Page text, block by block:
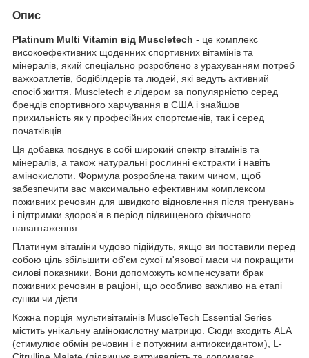
Опис
Platinum Multi Vitamin від Muscletech - це комплекс
високоефективних щоденних спортивних вітамінів та
мінералів, який спеціально розроблено з урахуванням потреб
важкоатлетів, бодібілдерів та людей, які ведуть активний
спосіб життя. Muscletech є лідером за популярністю серед
брендів спортивного харчування в США і знайшов
прихильність як у професійних спортсменів, так і серед
початківців.
Ця добавка поєднує в собі широкий спектр вітамінів та
мінералів, а також натуральні рослинні екстракти і навіть
амінокислоти. Формула розроблена таким чином, щоб
забезпечити вас максимально ефективним комплексом
поживних речовин для швидкого відновлення після тренувань
і підтримки здоров'я в період підвищеного фізичного
навантаження.
Платинум вітаміни чудово підійдуть, якщо ви поставили перед
собою ціль збільшити об'єм сухої м'язової маси чи покращити
силові показники. Вони допоможуть компенсувати брак
поживних речовин в раціоні, що особливо важливо на етапі
сушки чи дієти.
Кожна порція мультивітамінів MuscleTech Essential Series
містить унікальну амінокислотну матрицю. Сюди входить ALA
(стимулює обмін речовин і є потужним антиоксидантом), L-